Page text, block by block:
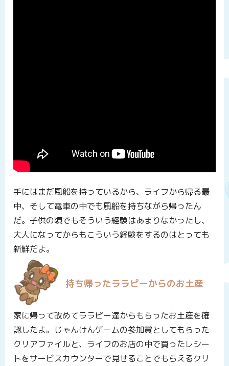
手にはまだ風船を持っているから、ライフから帰る最
中、そして電車の中でも風船を持ちながら帰ったん
だ。子供の頃でもそういう経験はあまりなかったし、
大人になってからもこういう経験をするのはとっても
新鮮だよ。
持ち帰ったララピーからのお土産
家に帰って改めてララピー達からもらったお土産を確
認したよ。じゃんけんゲームの参加賞としてもらった
クリアファイルと、ライフのお店の中で買ったレシー
トをサービスカウンターで見せることでもらえるクリ